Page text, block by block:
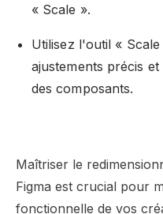
« Scale ».
Utilisez l'outil «
ajustements précis
des composants.
Maîtriser le
Figma est crucial pour
fonctionnelle de vos